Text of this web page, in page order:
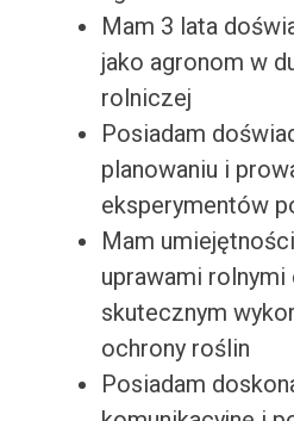
Mam 3 lata
jako agronom w
rolniczej
Posiadam
planowaniu i
eksperymentów
Mam
uprawami rolnymi
skutecznym
ochrony roślin
Posiadam